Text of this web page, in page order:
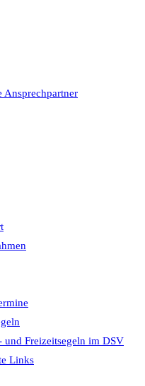
Ansprechpartner
und Freizeitsegeln im DSV
Links